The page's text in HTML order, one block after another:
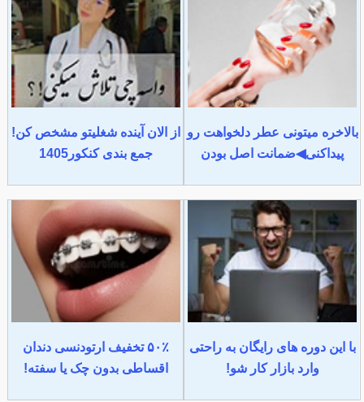
بالاخره میتونی عطر دلخواهت رو
پیداکنی◀ضمانت اصل بودن
از الان آینده شغلیتو مشخص کن!
جمع بندی کنکور1405
با این دوره های رایگان به راحتی
وارد بازار کار شو!
۵۰٪ تخفیف ارتودنسی دندان
اقساطی بدون چک یا سفته!